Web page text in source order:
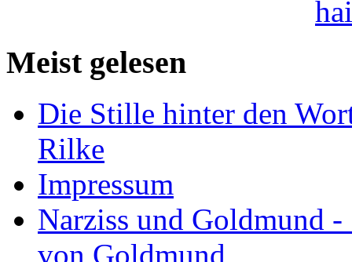
Meist gelesen
Die Stille hinter den
Rilke
Impressum
Narziss und Goldmund
von Goldmund